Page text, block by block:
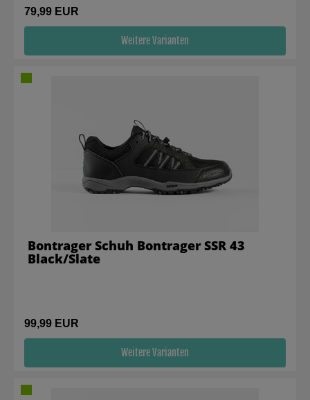
79,99 EUR
Weitere Varianten
99,99 EUR
Weitere Varianten
Bontrager Schuh Bontrager SSR 43
Black/Slate